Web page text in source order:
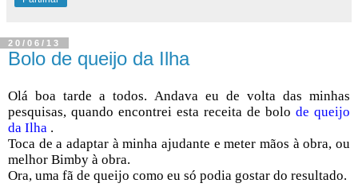
20/06/13
Bolo de queijo da Ilha
Olá boa tarde a todos. Andava eu de volta das minhas
pesquisas, quando encontrei esta receita de bolo de queijo
da Ilha .
Toca de a adaptar à minha ajudante e meter mãos à obra, ou
melhor Bimby à obra.
Ora, uma fã de queijo como eu só podia gostar do resultado.